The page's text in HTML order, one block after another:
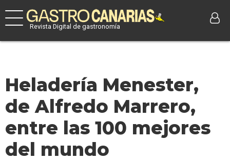
Revista Digital de gastronomía
Heladería Menester,
de Alfredo Marrero,
entre las 100 mejores
del mundo